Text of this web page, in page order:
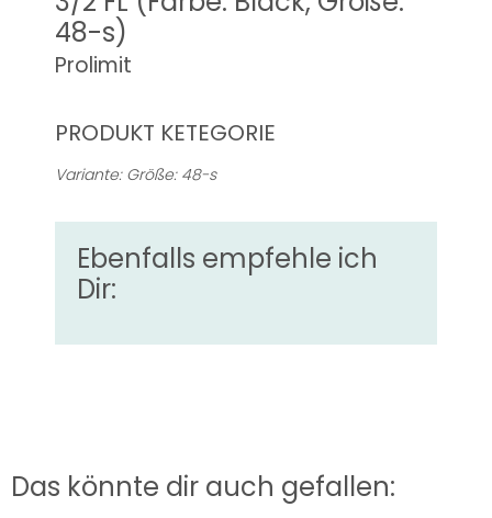
48-s)
Prolimit
PRODUKT KETEGORIE
Variante: Größe: 48-s
Ebenfalls empfehle ich
Dir:
Das könnte dir auch gefallen: